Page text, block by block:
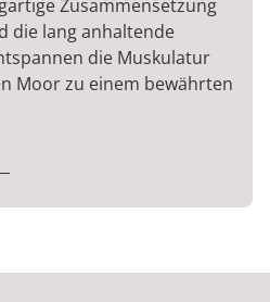
Zusammensetzung
die lang anhaltende
die Muskulatur
Moor zu einem bewährten